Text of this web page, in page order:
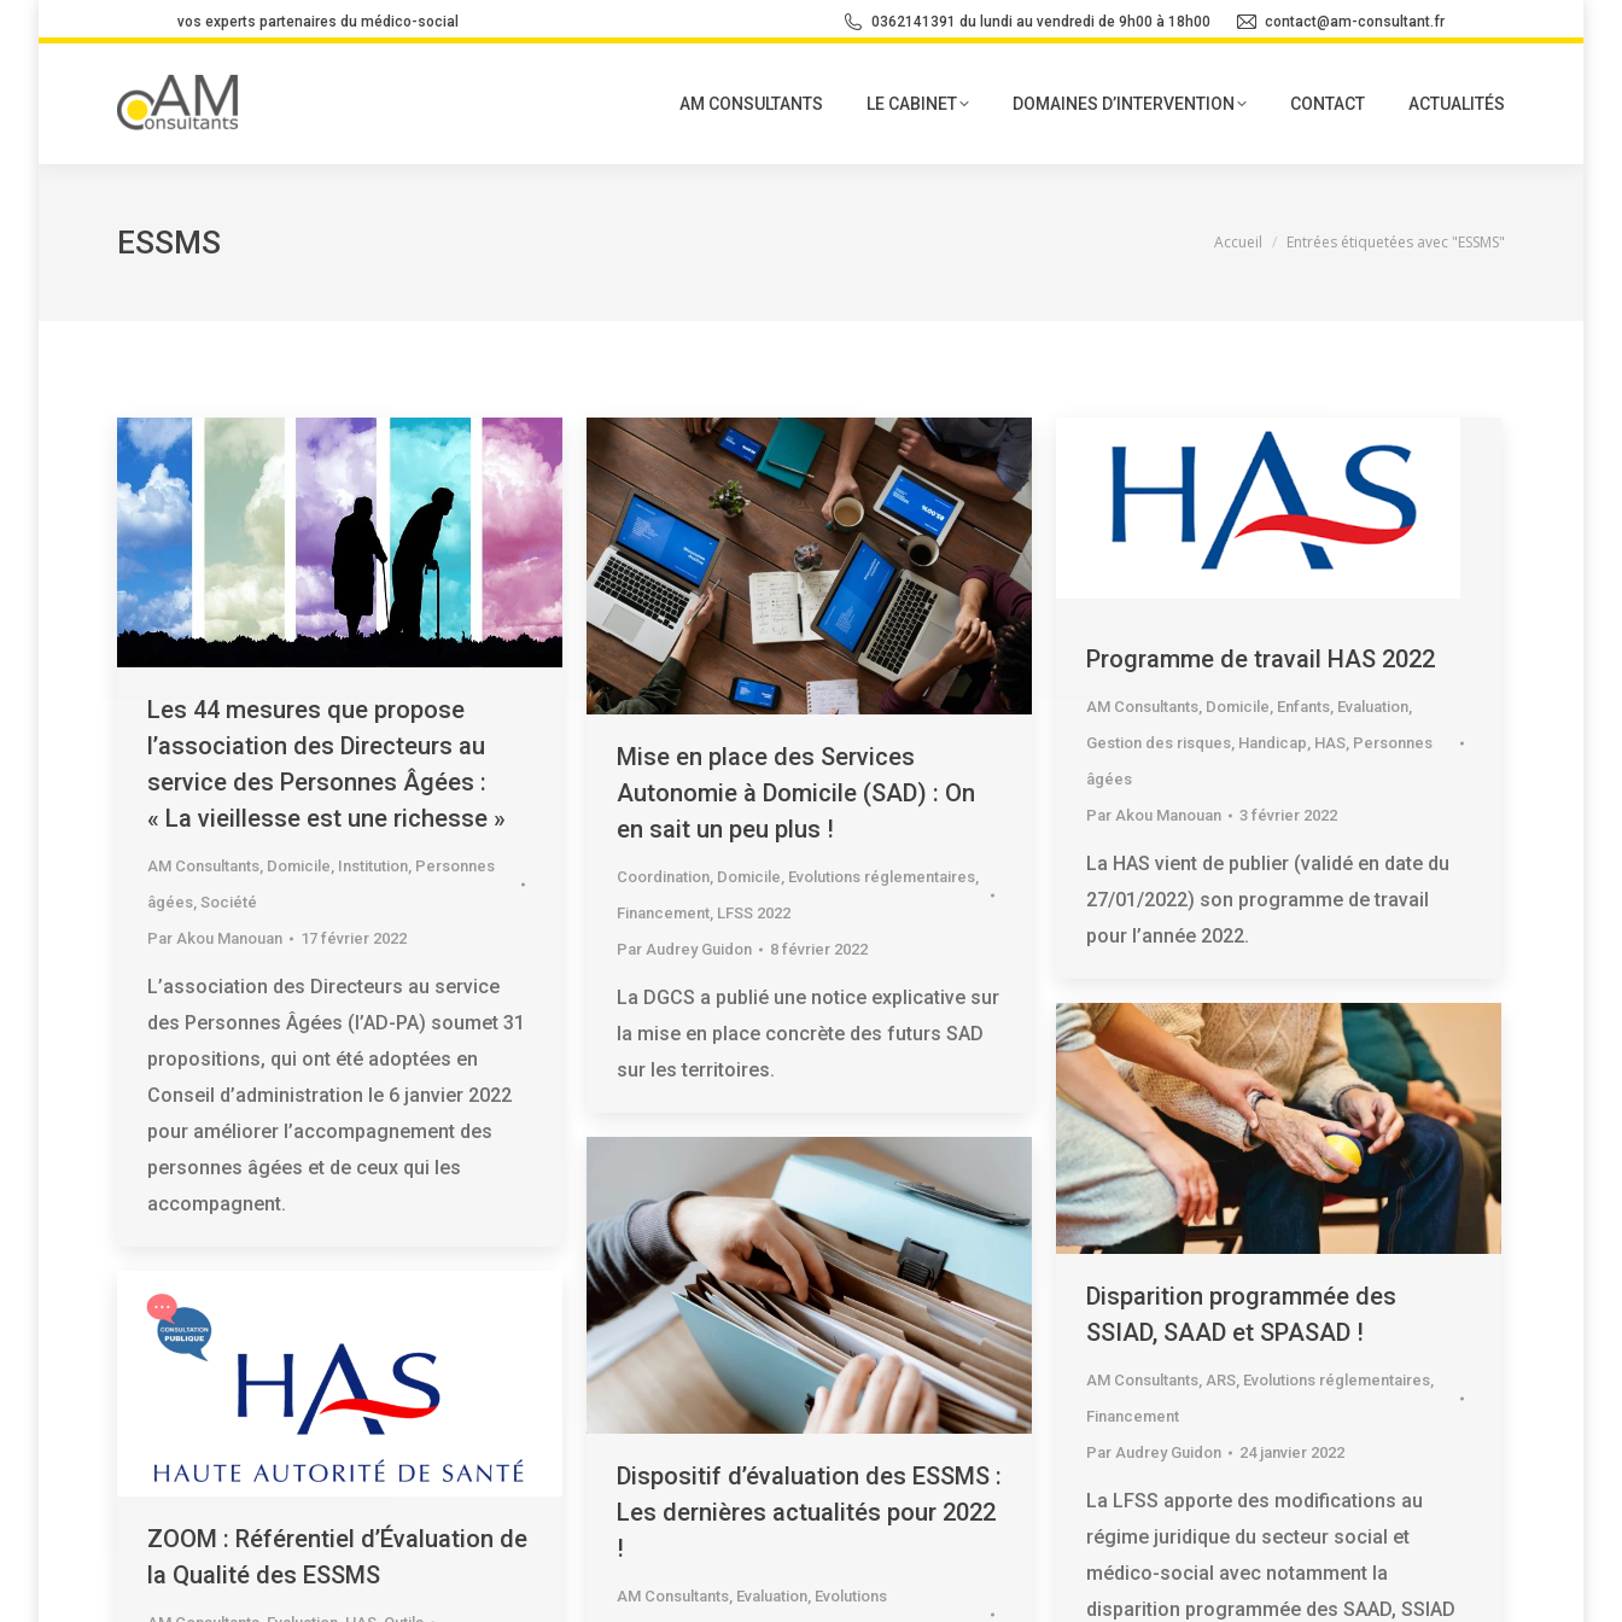
vos experts partenaires du médico-social 0362141391 du lundi au vendredi de 9h00 à 18h00 contact@am-consultant.fr
AM CONSULTANTS LE CABINET DOMAINES D’INTERVENTION CONTACT ACTUALITÉS
ESSMS Vous êtes ici :
Accueil Entrées étiquetées avec "ESSMS"
Les 44 mesures que propose
l’association des Directeurs au
service des Personnes Âgées :
« La vieillesse est une richesse »
AM Consultants, Domicile, Institution, Personnes
âgées, Société
Par Akou Manouan 17 février 2022
L’association des Directeurs au service
des Personnes Âgées (l’AD-PA) soumet 31
propositions, qui ont été adoptées en
Conseil d’administration le 6 janvier 2022
pour améliorer l’accompagnement des
personnes âgées et de ceux qui les
accompagnent.
Mise en place des Services
Autonomie à Domicile (SAD) : On
en sait un peu plus !
Coordination, Domicile, Evolutions réglementaires,
Financement, LFSS 2022
Par Audrey Guidon 8 février 2022
La DGCS a publié une notice explicative sur
la mise en place concrète des futurs SAD
sur les territoires.
Programme de travail HAS 2022
AM Consultants, Domicile, Enfants, Evaluation,
Gestion des risques, Handicap, HAS, Personnes
âgées
Par Akou Manouan 3 février 2022
La HAS vient de publier (validé en date du
27/01/2022) son programme de travail
pour l’année 2022.
Disparition programmée des
SSIAD, SAAD et SPASAD !
AM Consultants ARS Evolutions réglementaires
Financement
Par Audrey Guidon 24 janvier 2022
La LFSS apporte des modifications au
régime juridique du secteur social et
médico-social avec notamment la
disparition programmée des SAAD, SSIAD
Dispositif d’évaluation des ESSMS :
Les dernières actualités pour 2022
!
AM Consultants, Evaluation, Evolutions
ZOOM : Référentiel d’Évaluation de
la Qualité des ESSMS